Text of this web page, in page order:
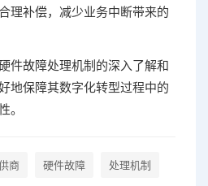
理补偿，减少业务中断带来的
件故障处理机制的深入了解和
地保障其数字化转型过程中的
。
商 硬件故障 处理机制